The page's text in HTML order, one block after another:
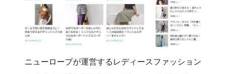
ニューロープが運営するレディースファッション